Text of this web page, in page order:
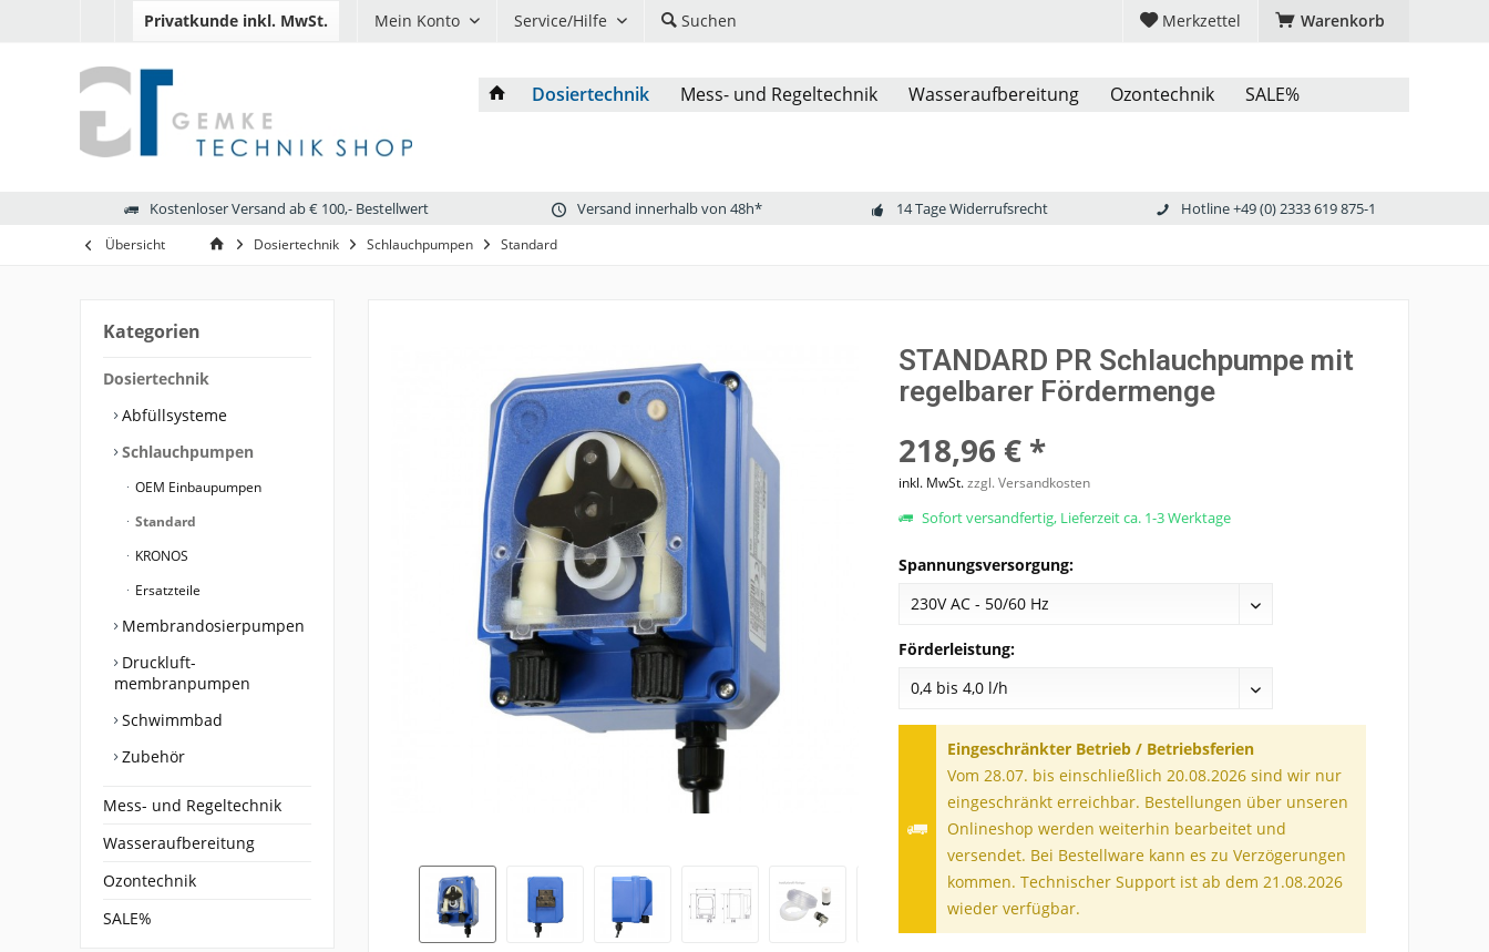
Warenkorb
Merkzettel
Privatkunde inkl. MwSt. Mein Konto Service/Hilfe Suchen
Dosiertechnik Mess- und Regeltechnik Wasseraufbereitung Ozontechnik SALE%
Kostenloser Versand ab € 100,- Bestellwert Versand innerhalb von 48h* 14 Tage Widerrufsrecht Hotline +49 (0) 2333 619 875-1
Übersicht Dosiertechnik Schlauchpumpen Standard
Kategorien
Dosiertechnik
Abfüllsysteme
Schlauchpumpen
OEM Einbaupumpen
Standard
KRONOS
Ersatzteile
Membrandosierpumpen
Druckluft-
membranpumpen
Schwimmbad
Zubehör
Mess- und Regeltechnik
Wasseraufbereitung
Ozontechnik
SALE%
STANDARD PR Schlauchpumpe mit
regelbarer Fördermenge
218,96 € *
inkl. MwSt.zzgl. Versandkosten
Sofort versandfertig, Lieferzeit ca. 1-3 Werktage
Spannungsversorgung:
Förderleistung:
Eingeschränkter Betrieb / Betriebsferien
Vom 28.07. bis einschließlich 20.08.2026 sind wir nur
eingeschränkt erreichbar. Bestellungen über unseren
Onlineshop werden weiterhin bearbeitet und
versendet. Bei Bestellware kann es zu Verzögerungen
kommen. Technischer Support ist ab dem 21.08.2026
wieder verfügbar.